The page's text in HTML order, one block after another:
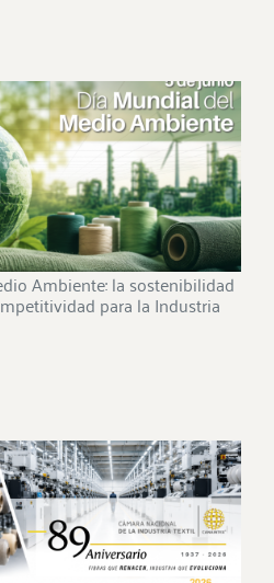
Ambiente: la sostenibilidad
para la Industria